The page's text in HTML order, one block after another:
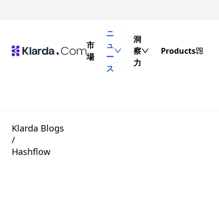
市
場
ニ
ュ
ー
ス
洞
察
力
Products
Klarda Blogs
/
Hashflow